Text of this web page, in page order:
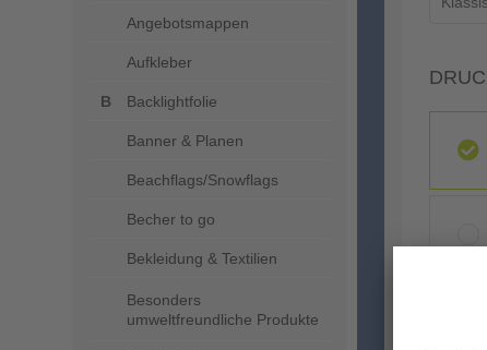
Angebotsmappen
Aufkleber
Backlightfolie
Banner & Planen
Beachflags/Snowflags
Becher to go
Bekleidung & Textilien
Besonders
umweltfreundliche Produkte